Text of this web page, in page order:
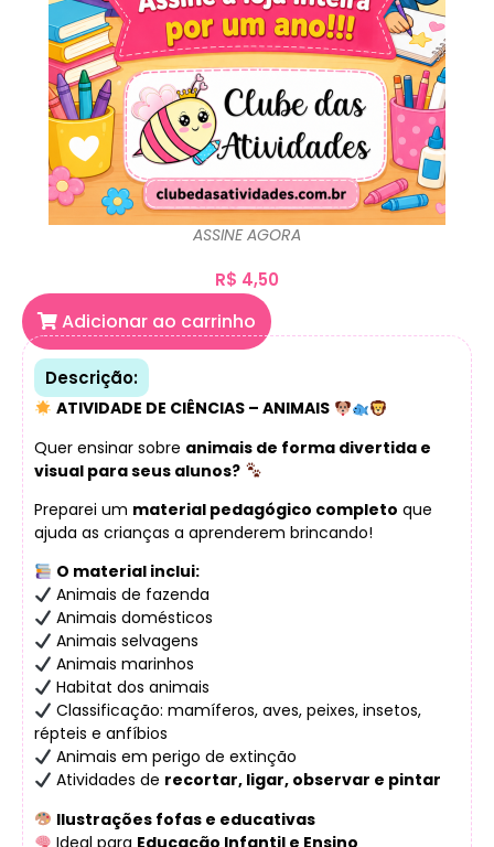
ASSINE AGORA
R$ 4,50
Adicionar ao carrinho
Descrição:
ATIVIDADE DE CIÊNCIAS – ANIMAIS
Quer ensinar sobre animais de forma divertida e
visual para seus alunos?
Preparei um material pedagógico completo que
ajuda as crianças a aprenderem brincando!
O material inclui:
Animais de fazenda
Animais domésticos
Animais selvagens
Animais marinhos
Habitat dos animais
Classificação: mamíferos, aves, peixes, insetos,
répteis e anfíbios
Animais em perigo de extinção
Atividades de recortar, ligar, observar e pintar
Ilustrações fofas e educativas
Ideal para Educação Infantil e Ensino